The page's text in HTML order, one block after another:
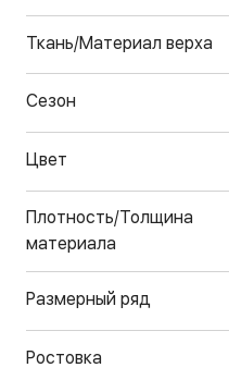
Ткань/Материал верха
Сезон
Цвет
Плотность/Толщина
материала
Размерный ряд
Ростовка